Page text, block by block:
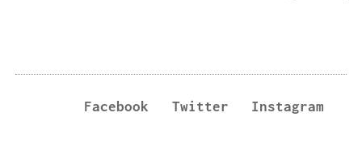
Facebook Twitter Instagram